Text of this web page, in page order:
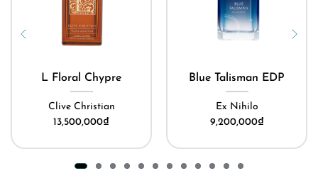
L Floral Chypre
Clive Christian
13,500,000₫
Blue Talisman EDP
Ex Nihilo
9,200,000₫